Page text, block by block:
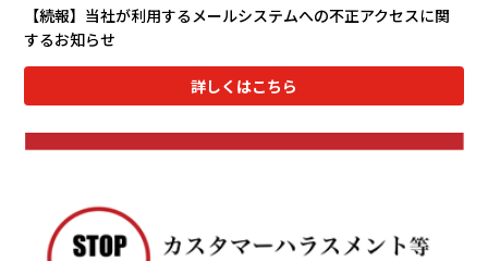
【続報】当社が利用するメールシステムへの不正アクセスに関
するお知らせ
詳しくはこちら